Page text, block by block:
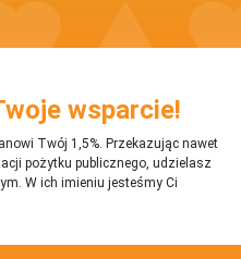
wsparcie!
Twój 1,5%. Przekazując nawet
pożytku publicznego, udzielasz
W ich imieniu jesteśmy Ci